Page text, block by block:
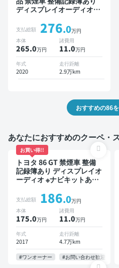
ディスプレイオーディオ
ニター ドライブレコーダー
支払総額 276.0万円
本体
265.0万円
諸費用
11.0万円
年式
2020
走行距離
2.9万km
おすすめの86
あなたにおすすめのクーペ・
お買い得!!
トヨタ 86 GT 禁煙車 整備
記録簿あり ディスプレイオ
ーディオ ※ナビキットあり
トキー ETC バックモニタ
ー
支払総額 186.0万円
本体
175.0万円
諸費用
11.0万円
年式
2017
走行距離
4.7万km
#ワンオーナー #お問い合わせ歓迎